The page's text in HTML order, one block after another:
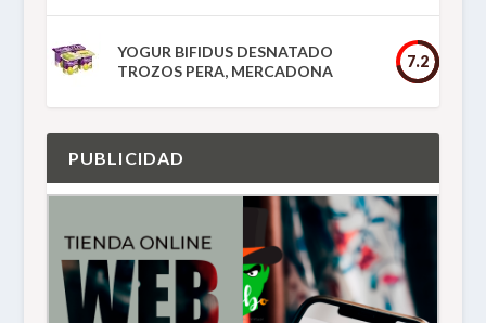
YOGUR BIFIDUS DESNATADO
TROZOS PERA, MERCADONA
7.2
PUBLICIDAD